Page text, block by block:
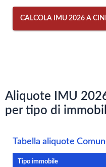
CALCOLA IMU 2026 A
Aliquote IMU
per tipo di
Tabella aliquote
Tipo immobile